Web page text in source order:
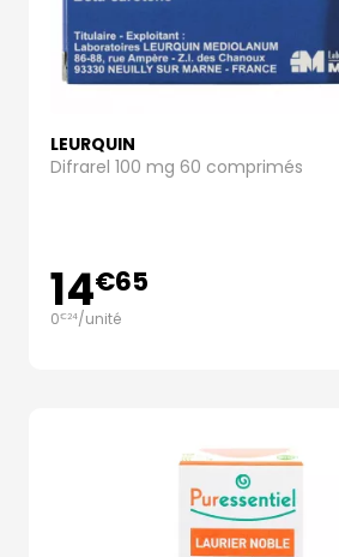
LEURQUIN
Difrarel 100 mg 60 comprimés
14€65
0€24/unité